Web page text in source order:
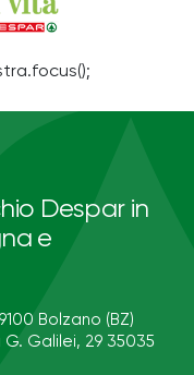
Despar in
e
Bolzano (BZ)
Galilei, 29 35035